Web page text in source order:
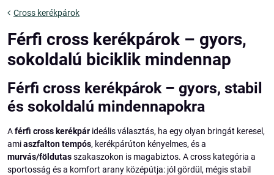
Cross kerékpárok
Férfi cross kerékpárok – gyors,
sokoldalú biciklik mindennap
Férfi cross kerékpárok – gyors, stabil
és sokoldalú mindennapokra
Aférfi cross kerékpár ideális választás, ha egy olyan bringát keresel,
amiaszfalton tempós, kerékpárúton kényelmes, és a
murvás/földutasszakaszokon is magabiztos. A cross kategória a
sportosság és a komfort arany középútja: jól gördül, mégis stabil